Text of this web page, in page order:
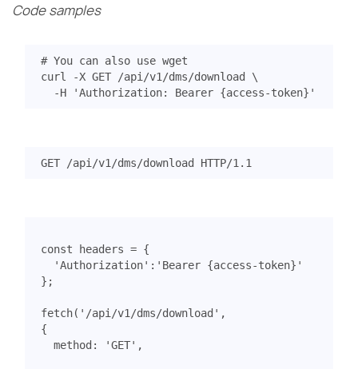
Code samples
# You can also use wget
curl -X GET /api/v1/dms/download
  -H
'Authorization: Bearer {access-token}'
GET /api/v1/dms/download HTTP/1.1
const headers = {
'Authorization' : 'Bearer {access-token}'
};
fetch( '/api/v1/dms/download' ,
{
method : 'GET' ,